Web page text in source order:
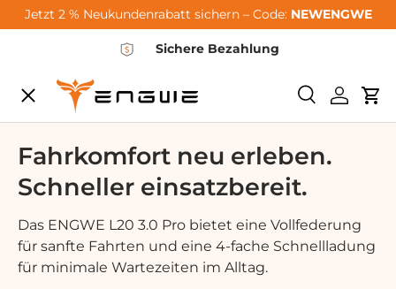
Vai al contenuto
Jetzt 2 % Neukundenrabatt sichern – Code: NEWENGWE
Sichere Bezahlung
Login
Menu
City-Sale
E-Bikes
Zubehör
Fahrkomfort neu erleben.
Schneller einsatzbereit.
Das ENGWE L20 3.0 Pro bietet eine Vollfederung
für sanfte Fahrten und eine 4-fache Schnellladung
für minimale Wartezeiten im Alltag.